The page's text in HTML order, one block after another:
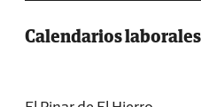
Calendarios